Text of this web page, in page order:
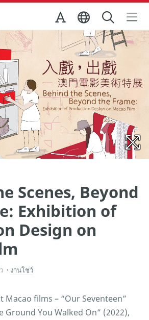
ของรัฐบาลมาเก๊า
ภาพขยาย
Scenes, Beyond
Exhibition of
Design on
งานโชว์
Macao films – “Our Seventeen”
Ground You Walked On” (2022),